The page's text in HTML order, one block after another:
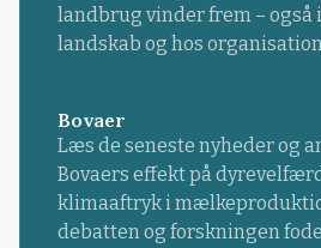
landbrug vinder frem – også
landskab og hos
Bovaer
Læs de seneste nyheder og
Bovaers effekt på
klimaaftryk i
debatten og forskningen